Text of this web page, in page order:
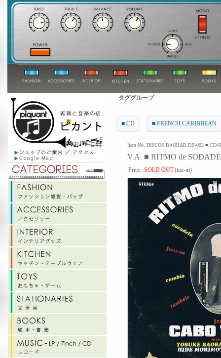
タググループ
■ CD ■ FRENCH CARIBBEAN
Item No. DISCOS BAOBAB DB-002 ■ CD-R
V.A. ■ RITMO de
Price :SOLD OUT(tax-in)